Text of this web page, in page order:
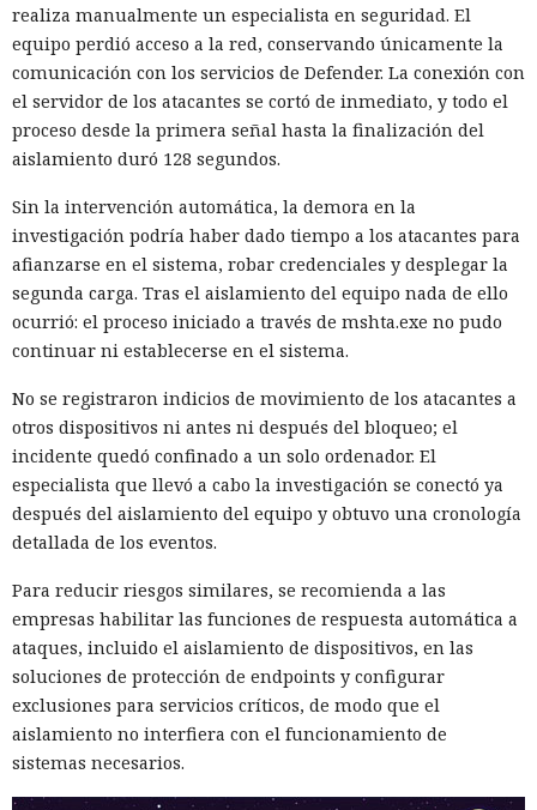
realiza manualmente un especialista en seguridad. El
equipo perdió acceso a la red, conservando únicamente la
comunicación con los servicios de Defender. La conexión con
el servidor de los atacantes se cortó de inmediato, y todo el
proceso desde la primera señal hasta la finalización del
aislamiento duró 128 segundos.
Sin la intervención automática, la demora en la
investigación podría haber dado tiempo a los atacantes para
afianzarse en el sistema, robar credenciales y desplegar la
segunda carga. Tras el aislamiento del equipo nada de ello
ocurrió: el proceso iniciado a través de mshta.exe no pudo
continuar ni establecerse en el sistema.
No se registraron indicios de movimiento de los atacantes a
otros dispositivos ni antes ni después del bloqueo; el
incidente quedó confinado a un solo ordenador. El
especialista que llevó a cabo la investigación se conectó ya
después del aislamiento del equipo y obtuvo una cronología
detallada de los eventos.
Para reducir riesgos similares, se recomienda a las
empresas habilitar las funciones de respuesta automática a
ataques, incluido el aislamiento de dispositivos, en las
soluciones de protección de endpoints y configurar
exclusiones para servicios críticos, de modo que el
aislamiento no interfiera con el funcionamiento de
sistemas necesarios.